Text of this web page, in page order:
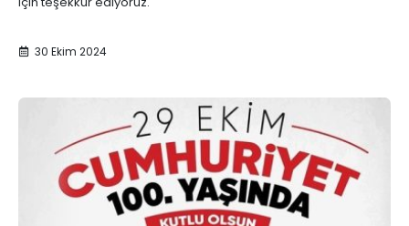
30 Ekim 2024